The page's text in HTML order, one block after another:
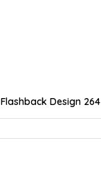
Flashback Design 264